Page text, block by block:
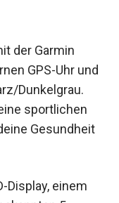
der Garmin
GPS-Uhr
darauf
zu
zu